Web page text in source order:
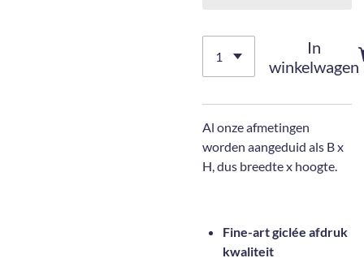
In
winkelwagen
Al onze afmetingen
worden aangeduid als B x
H, dus breedte x hoogte.
Fine-art giclée afdruk
kwaliteit